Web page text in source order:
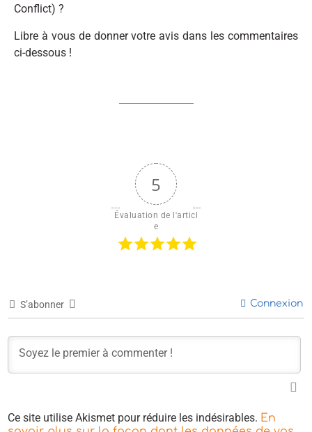
Conflict) ?
Libre à vous de donner votre avis dans les commentaires
ci-dessous !
5
Évaluation de l'articl
e
S’abonner Connexion
Ce site utilise Akismet pour réduire les indésirables. En